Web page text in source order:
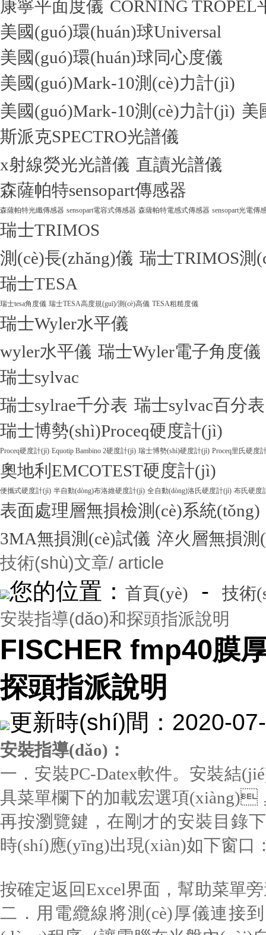
康寧平面度儀 CORNING TROPEL
美國(guó)環(huán)球Universal
美國(guó)環(huán)球同心度儀
美國(guó)Mark-10測(cè)力計(jì)
美國(guó)Mark-10測(cè)力計(jì) 美
斯派克SPECTRO光譜儀
x射線熒光光譜儀 直讀光譜儀
森薩帕特sensopart傳感器
森薩帕特光纖傳感器 sensopart電容式傳感器 森薩帕特電感式傳感器 sensopart光電傳
瑞士TRIMOS
測(cè)長(zhǎng)儀 瑞士TRIMOS測
瑞士TESA
瑞士tesa角度儀 瑞士TESA高度規(guī)/測(cè)高儀 TESA粗糙度儀
瑞士Wyler水平儀
wyler水平儀 瑞士Wyler電子角度儀
瑞士sylvac
瑞士sylrae千分表 瑞士sylvac百分表
瑞士博勢(shì)Proceq硬度計(jì)
Proceq硬度計(jì) Equotip Bambino 2硬度計(jì) 瑞士博勢(shì)硬度計(jì) Proceq里氏硬度
奧地利EMCOTEST硬度計(jì)
便攜式硬度計(jì) 半自動(dòng)布洛維硬度計(jì) 全自動(dòng)洛氏硬度計(jì) 布氏硬度
表面處理層無損檢測(cè)系統(tǒng)
3MA無損測(cè)試儀 淬火層無損測
技術(shù)文章/ article
您的位置： 首頁(yè) - 技術
安裝指導(dǎo)和探頭指派說明
FISCHER fmp40膜
探頭指派說明
更新時(shí)間：
安裝指導(dǎo)：
一．安裝PC-Datex軟件。安裝結(jié)
具菜單欄下的加載宏選項(xiàng)
再按瀏覽鍵，在剛才的安裝目錄下
時(shí)應(yīng)出現(xiàn)如下窗口
按確定返回Excel界面，幫助菜單旁
二．用電纜線將測(cè)厚儀連接